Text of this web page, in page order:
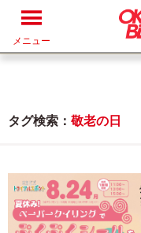
メニュー
タグ検索： 敬老の日